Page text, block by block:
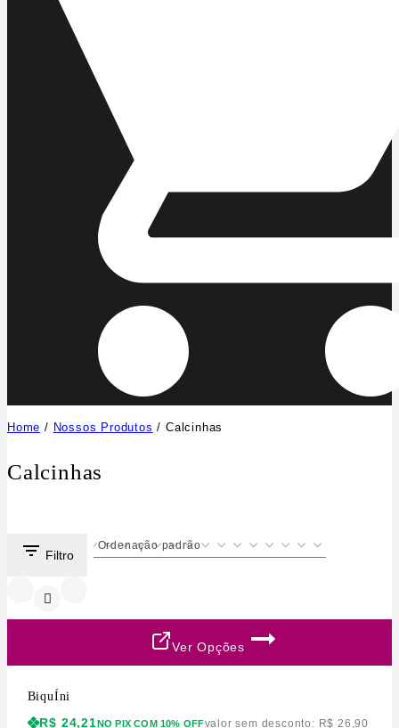
Home / Nossos Produtos / Calcinhas
Calcinhas
Filtro
Ver Opções
BiquÍni
R$ 24,21NO PIX COM 10% OFFvalor sem desconto: R$ 26,90